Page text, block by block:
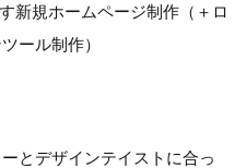
新規ホームページ制作（＋ロ
ール制作）
とデザインテイストに合っ